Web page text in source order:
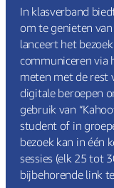
In klasverband
om te genieten
lanceert het
communiceren via
meten met de rest
digitale beroepen
gebruik van
student of in
bezoek kan in één
sessies (elk 25 tot
bijbehorende link